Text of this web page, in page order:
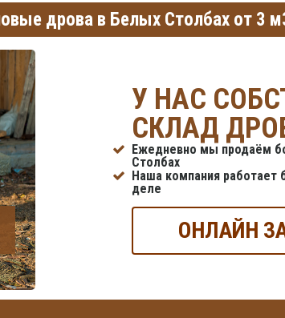
дрова в Белых Столбах от 3
У НАС
СКЛАД
Ежедневно мы продаём
Столбах
Наша компания работает
деле
ОНЛАЙН